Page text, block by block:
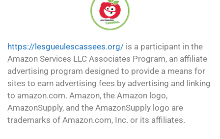
https://lesgueulescassees.org/ is a participant in the
Amazon Services LLC Associates Program, an affiliate
advertising program designed to provide a means for
sites to earn advertising fees by advertising and linking
to amazon.com. Amazon, the Amazon logo,
AmazonSupply, and the AmazonSupply logo are
trademarks of Amazon.com, Inc. or its affiliates.